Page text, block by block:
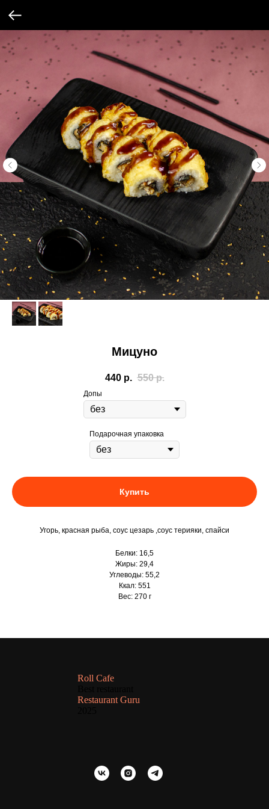
Мицуно
440 р. 550 р.
Допы
Подарочная упаковка
Купить
Угорь, красная рыба, соус цезарь ,соус терияки, спайси
Белки: 16,5
Жиры: 29,4
Углеводы: 55,2
Ккал: 551
Вес: 270 г
Roll Cafe
Restaurant Guru